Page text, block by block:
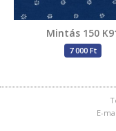
Mintás 150
7 000 Ft
E-